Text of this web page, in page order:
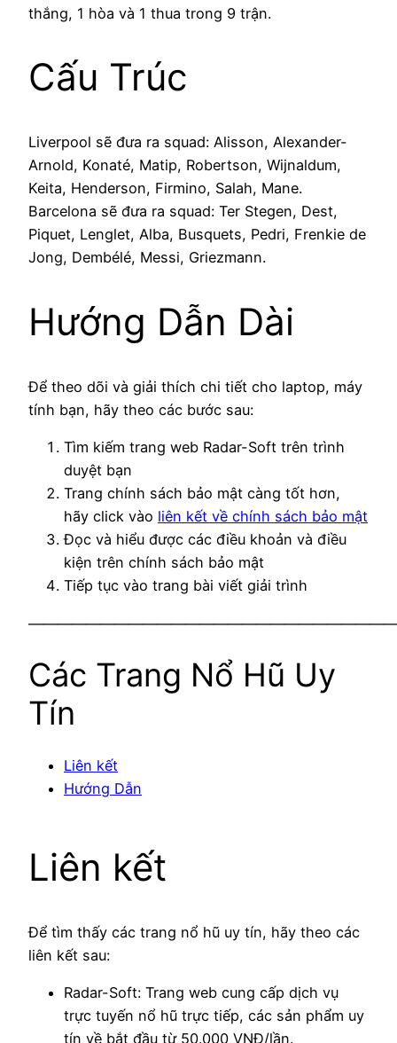
thắng, 1 hòa và 1 thua trong 9 trận.
Cấu Trúc
Liverpool sẽ đưa ra squad: Alisson, Alexander-
Arnold, Konaté, Matip, Robertson, Wijnaldum,
Keita, Henderson, Firmino, Salah, Mane.
Barcelona sẽ đưa ra squad: Ter Stegen, Dest,
Piquet, Lenglet, Alba, Busquets, Pedri, Frenkie de
Jong, Dembélé, Messi, Griezmann.
Hướng Dẫn Dài
Để theo dõi và giải thích chi tiết cho laptop, máy
tính bạn, hãy theo các bước sau:
Tìm kiếm trang web Radar-Soft trên trình
duyệt bạn
Trang chính sách bảo mật càng tốt hơn,
hãy click vào liên kết về chính sách bảo mật
Đọc và hiểu được các điều khoản và điều
kiện trên chính sách bảo mật
Tiếp tục vào trang bài viết giải trình
Các Trang Nổ Hũ Uy
Tín
Liên kết
Hướng Dẫn
Liên kết
Để tìm thấy các trang nổ hũ uy tín, hãy theo các
liên kết sau:
Radar-Soft: Trang web cung cấp dịch vụ
trực tuyến nổ hũ trực tiếp, các sản phẩm uy
tín về bắt đầu từ 50.000 VNĐ/lần.